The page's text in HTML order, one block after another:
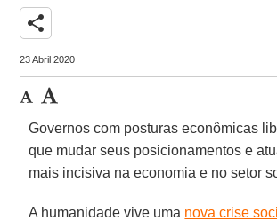
share
23 Abril 2020
Governos com posturas econômicas
que mudar seus posicionamentos e
mais incisiva na economia e no setor
A humanidade vive uma nova crise